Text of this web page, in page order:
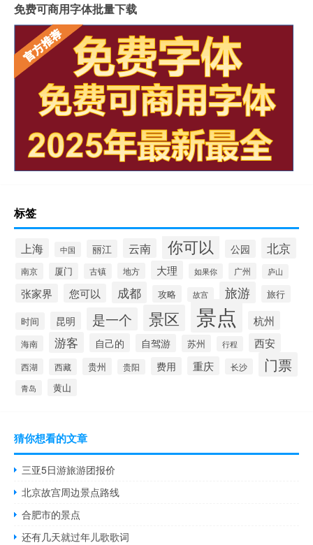
免费可商用字体批量下载
标签
上海 中国 丽江 云南 你可以 公园 北京
南京 厦门 古镇 地方 大理 如果你 广州 庐山
张家界 您可以 成都 攻略 故宫 旅游 旅行
时间 昆明 是一个 景区 景点 杭州
海南 游客 自己的 自驾游 苏州 行程 西安
西湖 西藏 贵州 贵阳 费用 重庆 长沙 门票
青岛 黄山
猜你想看的文章
三亚5日游旅游团报价
北京故宫周边景点路线
合肥市的景点
还有几天就过年儿歌歌词